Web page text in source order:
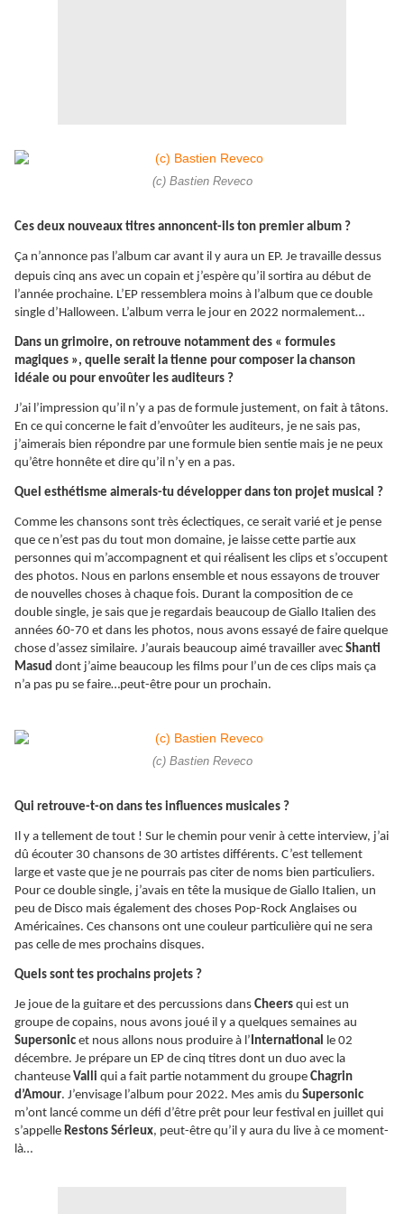
(c) Bastien Reveco
Ces deux nouveaux titres annoncent-ils ton premier album ?
Ça n’annonce pas l’album car avant il y aura un EP. Je travaille dessus
depuis cinq ans avec un copain et j’espère qu’il sortira au début de
l’année prochaine. L’EP ressemblera moins à l’album que ce double
single d’Halloween. L’album verra le jour en 2022 normalement…
Dans un grimoire, on retrouve notamment des « formules
magiques », quelle serait la tienne pour composer la chanson
idéale ou pour envoûter les auditeurs ?
J’ai l’impression qu’il n’y a pas de formule justement, on fait à tâtons.
En ce qui concerne le fait d’envoûter les auditeurs, je ne sais pas,
j’aimerais bien répondre par une formule bien sentie mais je ne peux
qu’être honnête et dire qu’il n’y en a pas.
Quel esthétisme aimerais-tu développer dans ton projet musical ?
Comme les chansons sont très éclectiques, ce serait varié et je pense
que ce n’est pas du tout mon domaine, je laisse cette partie aux
personnes qui m’accompagnent et qui réalisent les clips et s’occupent
des photos. Nous en parlons ensemble et nous essayons de trouver
de nouvelles choses à chaque fois. Durant la composition de ce
double single, je sais que je regardais beaucoup de Giallo Italien des
années 60-70 et dans les photos, nous avons essayé de faire quelque
chose d’assez similaire. J’aurais beaucoup aimé travailler avec Shanti
Masud dont j’aime beaucoup les films pour l’un de ces clips mais ça
n’a pas pu se faire…peut-être pour un prochain.
(c) Bastien Reveco
Qui retrouve-t-on dans tes influences musicales ?
Il y a tellement de tout ! Sur le chemin pour venir à cette interview, j’ai
dû écouter 30 chansons de 30 artistes différents. C’est tellement
large et vaste que je ne pourrais pas citer de noms bien particuliers.
Pour ce double single, j’avais en tête la musique de Giallo Italien, un
peu de Disco mais également des choses Pop-Rock Anglaises ou
Américaines. Ces chansons ont une couleur particulière qui ne sera
pas celle de mes prochains disques.
Quels sont tes prochains projets ?
Je joue de la guitare et des percussions dans Cheers qui est un
groupe de copains, nous avons joué il y a quelques semaines au
Supersonic et nous allons nous produire à l’International le 02
décembre. Je prépare un EP de cinq titres dont un duo avec la
chanteuse Valli qui a fait partie notamment du groupe Chagrin
d’Amour. J’envisage l’album pour 2022. Mes amis du Supersonic
m’ont lancé comme un défi d’être prêt pour leur festival en juillet qui
s’appelle Restons Sérieux, peut-être qu’il y aura du live à ce moment-
là…